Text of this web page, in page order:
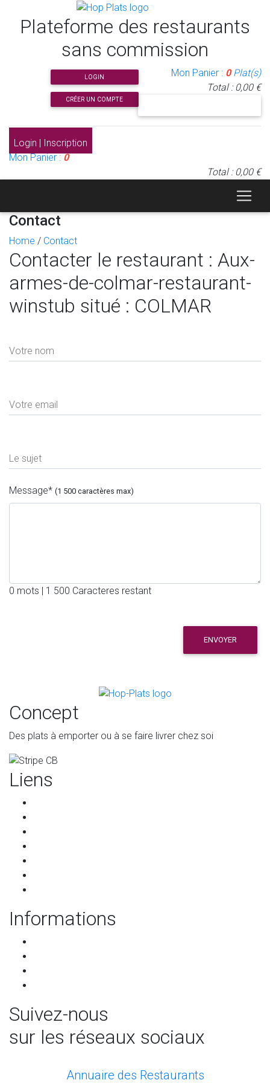
Plateforme des restaurants
sans commission
LOGIN
CRÉER UN COMPTE
Mon Panier : 0Plat(s)
Total : 0,00 €
Login | Inscription
Mon Panier :0
Total : 0,00 €
Contact
Home / Contact
Contacter le restaurant : Aux-
armes-de-colmar-restaurant-
winstub situé : COLMAR
Votre nom
Votre email
Le sujet
Message* (1 500 caractères max)
0 mots | 1 500 Caracteres restant
ENVOYER
Concept
Des plats à emporter ou à se faire livrer chez soi
Liens
Informations
Suivez-nous
sur les réseaux sociaux
Annuaire des Restaurants